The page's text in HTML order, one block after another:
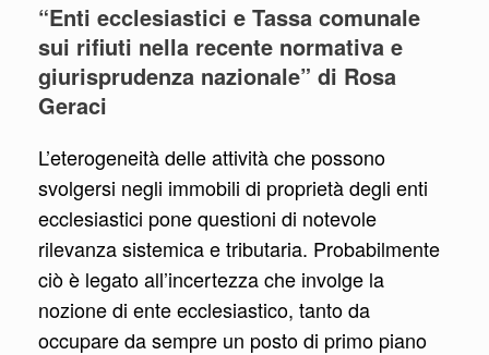
“Enti ecclesiastici e Tassa comunale
sui rifiuti nella recente normativa e
giurisprudenza nazionale” di Rosa
Geraci
L’eterogeneità delle attività che possono
svolgersi negli immobili di proprietà degli enti
ecclesiastici pone questioni di notevole
rilevanza sistemica e tributaria. Probabilmente
ciò è legato all’incertezza che involge la
nozione di ente ecclesiastico, tanto da
occupare da sempre un posto di primo piano